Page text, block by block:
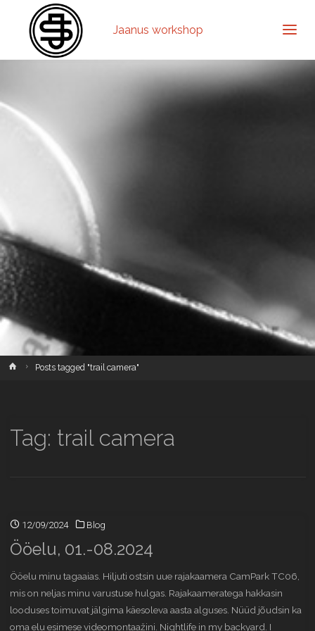
Jaanus workshop
HomePosts tagged "trail camera"
Tag: trail camera
12/09/2024 Blog
Ööelu, 01.-08.2024
Ööelu minu tagaaias. Hiljuti ostsin uue rajakaamera CamPark TC06,
mis on neljas minu varustuse hulgas. Rajakaameratega hakkasin
looduses toimuvat jälgima käesoleva aasta alguses. Nüüd jõudsin ka
oma elu esimese videomontaažini. Nightlife in my backyard. I